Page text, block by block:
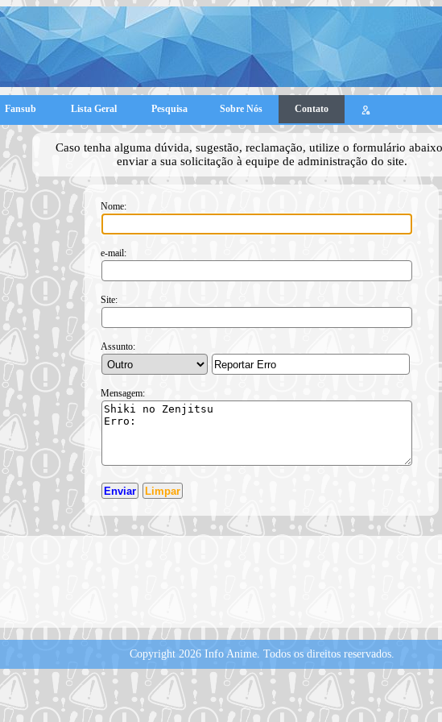
Fansub Lista Geral Pesquisa Sobre Nós Contato
Caso tenha alguma dúvida, sugestão, reclamação, utilize o formulário
enviar a sua solicitação à equipe de administração do site.
Nome:
e-mail:
Site:
Assunto:
Mensagem:
Copyright 2026 Info Anime. Todos os direitos reservados.